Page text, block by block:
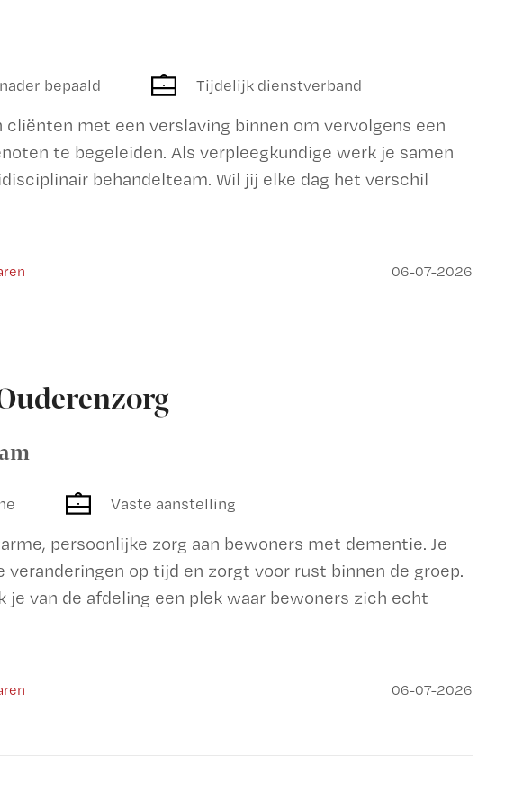
bepaald Tijdelijk dienstverband
cliënten met een verslaving binnen om vervolgens een
te begeleiden. Als verpleegkundige werk je samen
behandelteam. Wil jij elke dag het verschil
06-07-2026
Vaste aanstelling
persoonlijke zorg aan bewoners met dementie. Je
veranderingen op tijd en zorgt voor rust binnen de groep.
je van de afdeling een plek waar bewoners zich echt
06-07-2026